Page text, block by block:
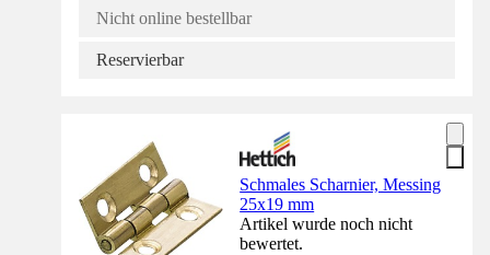
Nicht online bestellbar
Reservierbar
Schmales Scharnier, Messing
25x19 mm
Artikel wurde noch nicht
bewertet.